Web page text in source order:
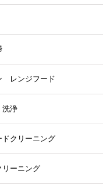
レンジフード
浄
クリーニング
リーニング